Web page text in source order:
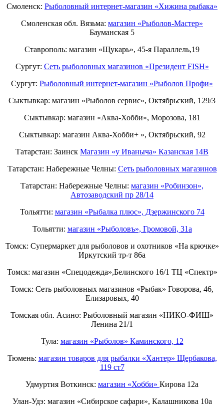
Смоленск: Рыболовный интернет-магазин «Хижина рыбака»
Смоленская обл. Вязьма: магазин «Рыболов-Мастер»
Бауманская 5
Ставрополь: магазин «Щукарь», 45-я Параллель,19
Сургут: Сеть рыболовных магазинов «Президент FISH»
Сургут: Рыболовный интернет-магазин «Рыболов Профи»
Сыктывкар: магазин «Рыболов сервис», Октябрьский, 129/3
Сыктывкар: магазин «Аква-Хобби», Морозова, 181
Сыктывкар: магазин Аква-Хобби+ », Октябрьский, 92
Татарстан: Заинск Магазин «у Иваныча» Казанская 14В
Татарстан: Набережные Челны: Cеть рыболовных магазинов
Татарстан: Набережные Челны: магазин «Робинзон»,
Автозаводский пр 28/14
Тольятти: магазин «Рыбалка плюс», Дзержинского 74
Тольятти: магазин «Рыболовъ», Громовой, 31а
Томск: Супермаркет для рыболовов и охотников «На крючке»
Иркутский тр-т 86а
Томск: магазин «Спецодежда»,Белинского 16/1 ТЦ «Спектр»
Томск: Сеть рыболовных магазинов «Рыбак» Говорова, 46,
Елизаровых, 40
Томская обл. Асино: Рыболовный магазин «НИКО-ФИШ»
Ленина 21/1
Тула: магазин «Рыболов» Каминского, 12
Тюмень: магазин товаров для рыбалки «Хантер» Щербакова,
119 ст7
Удмуртия Воткинск: магазин «Хобби» Кирова 12а
Улан-Удэ: магазин «Сибирское сафари», Калашникова 10а